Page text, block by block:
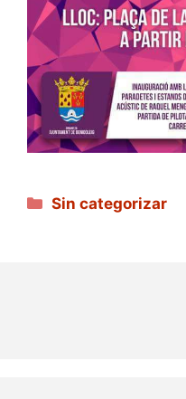
Categorías
Sin categorizar